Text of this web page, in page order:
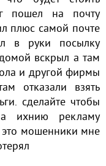
пошел на почту
плюс самой почте
в руки посылку
вскрыл а там
и другой фирмы
отказали взять
сделайте чтобы
ихнию рекламу
это мошенники мне